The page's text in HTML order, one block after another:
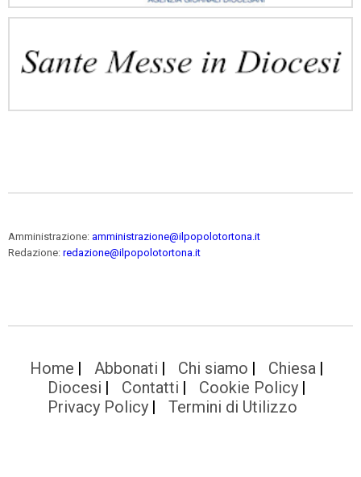
Amministrazione: amministrazione@ilpopolotortona.it
Redazione: redazione@ilpopolotortona.it
Home Abbonati Chi siamo
Chiesa
Diocesi
Contatti
Cookie Policy
Privacy Policy
Termini di Utilizzo